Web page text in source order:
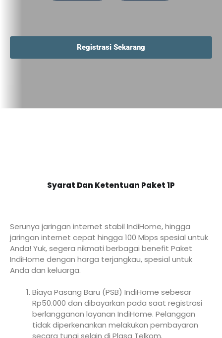
Registrasi Sekarang
Syarat Dan Ketentuan Paket 1P
Serunya jaringan internet stabil IndiHome, hingga
jaringan internet cepat hingga 100 Mbps spesial untuk
Anda! Yuk, segera nikmati berbagai benefit Paket
IndiHome dengan harga terjangkau, spesial untuk
Anda dan keluarga.
Biaya Pasang Baru (PSB) IndiHome sebesar
Rp50.000 dan dibayarkan pada saat registrasi
berlangganan layanan IndiHome. Pelanggan
tidak diperkenankan melakukan pembayaran